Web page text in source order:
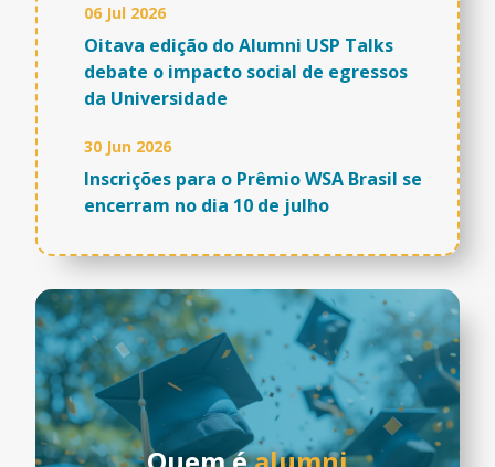
06 Jul 2026
Oitava edição do Alumni USP Talks
debate o impacto social de egressos
da Universidade
30 Jun 2026
Inscrições para o Prêmio WSA Brasil se
encerram no dia 10 de julho